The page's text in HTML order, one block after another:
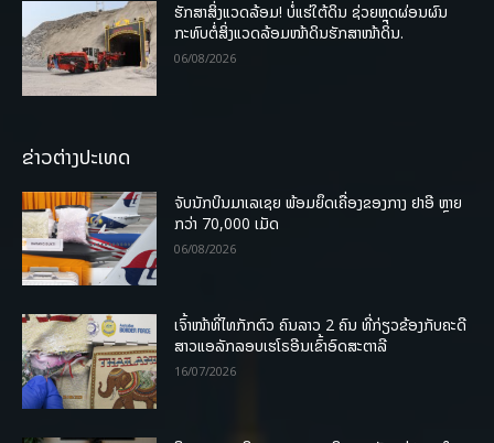
ຮັກສາສິ່ງແວດລ້ອມ! ບໍ່ແຮ່ໃຕ້ດິນ ຊ່ວຍຫຼຸດຜ່ອນຜົນ
ກະທົບຕໍ່ສິ່ງແວດລ້ອມໜ້າດິນຮັກສາໜ້າດິນ.
06/08/2026
ຂ່າວຕ່າງປະເທດ
ຈັບນັກບິນມາເລເຊຍ ພ້ອມຍຶດເຄື່ອງຂອງກາງ ຢາອີ ຫຼາຍ
ກວ່າ 70,000 ເມັດ
06/08/2026
ເຈົ້າໜ້າທີ່ໄທກັກຕົວ ຄົນລາວ 2 ຄົນ ທີ່ກ່ຽວຂ້ອງກັບຄະດີ
ສາວແອລັກລອບເຮໂຣອີນເຂົ້າອົດສະຕາລີ
16/07/2026